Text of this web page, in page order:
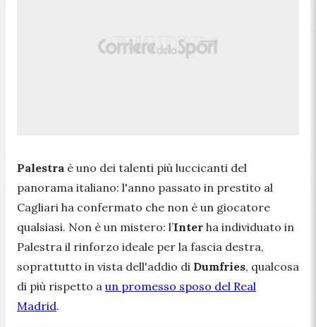
Palestra è uno dei talenti più luccicanti del
panorama italiano: l'anno passato in prestito al
Cagliari ha confermato che non è un giocatore
qualsiasi. Non è un mistero: l’Inter ha individuato in
Palestra il rinforzo ideale per la fascia destra,
soprattutto in vista dell'addio di Dumfries, qualcosa
di più rispetto a un promesso sposo del Real
Madrid.